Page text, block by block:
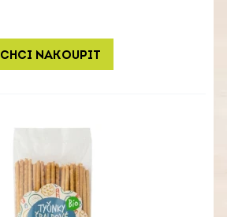
CHCI NAKOUPIT